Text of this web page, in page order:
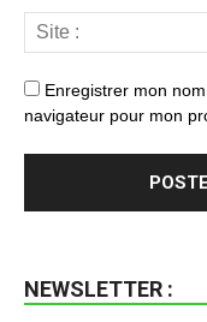
Enregistrer mon
navigateur pour mon
NEWSLETTER :